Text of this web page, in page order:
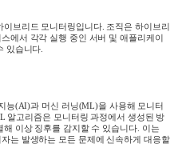
이브리드 모니터링입니다. 조직은 하이브리
에서 각각 실행 중인 서버 및 애플리케이
있습니다
능(AI)과 머신 러닝(ML)을 사용해 모니터
알고리즘은 모니터링 과정에서 생성된 방
이상 징후를 감지할 수 있습니다. 이는
는 발생하는 모든 문제에 신속하게 대응할